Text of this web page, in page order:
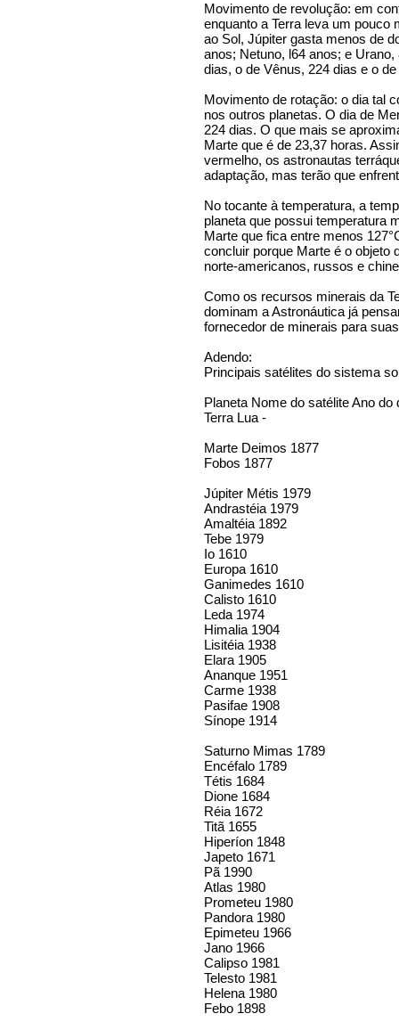
Movimento de revolução: em
enquanto a Terra leva um pouco
ao Sol, Júpiter gasta menos de
anos; Netuno, l64 anos; e
dias, o de Vênus, 224 dias e o
Movimento de rotação: o dia tal
nos outros planetas. O dia de
224 dias. O que mais se
Marte que é de 23,37 horas.
vermelho, os astronautas
adaptação, mas terão que
No tocante à temperatura, a
planeta que possui temperatura
Marte que fica entre menos
concluir porque Marte é o objeto
norte-americanos, russos e
Como os recursos minerais da
dominam a Astronáutica já
fornecedor de minerais para
Adendo:
Principais satélites do sistema
Planeta Nome do satélite Ano do
Terra Lua -
Marte Deimos 1877
Fobos 1877
Júpiter Métis 1979
Andrastéia 1979
Amaltéia 1892
Tebe 1979
Io 1610
Europa 1610
Ganimedes 1610
Calisto 1610
Leda 1974
Himalia 1904
Lisitéia 1938
Elara 1905
Ananque 1951
Carme 1938
Pasifae 1908
Sínope 1914
Saturno Mimas 1789
Encéfalo 1789
Tétis 1684
Dione 1684
Réia 1672
Titã 1655
Hiperíon 1848
Japeto 1671
Pã 1990
Atlas 1980
Prometeu 1980
Pandora 1980
Epimeteu 1966
Jano 1966
Calipso 1981
Telesto 1981
Helena 1980
Febo 1898